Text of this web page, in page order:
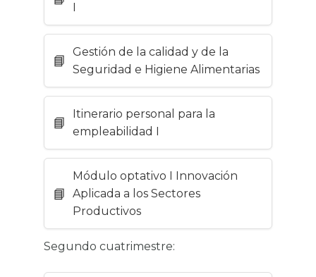
I
Gestión de la calidad y de la
Seguridad e Higiene Alimentarias
Itinerario personal para la
empleabilidad I
Módulo optativo I Innovación
Aplicada a los Sectores
Productivos
Segundo cuatrimestre: